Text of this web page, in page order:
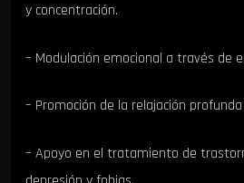
y concentración.
– Modulación emocional a través de
– Promoción de la relajación
– Apoyo en el tratamiento de